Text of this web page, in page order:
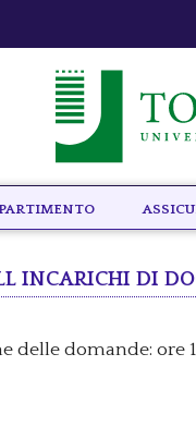
incarichi di
delle domande: ore